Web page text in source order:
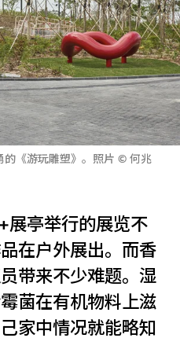
的《游玩雕塑》。照片 © 何兆
展亭举行的展览不
在户外展出。而香
带来不少难题。湿
菌在有机物料上滋
家中情况就能略知